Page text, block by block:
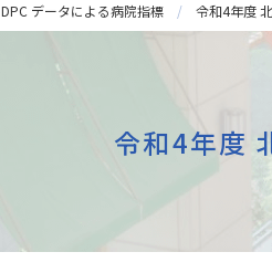
DPC データによる病院指標 令和4年度
令和4年度